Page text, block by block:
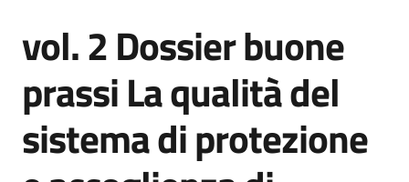
Centri
estivi
e
soggiorni
socioeducativi
Formazione
vol. 2 Dossier buone
prassi La qualità del
sistema di protezione